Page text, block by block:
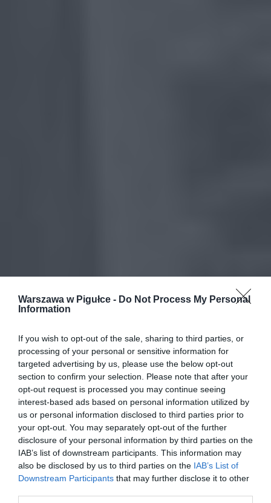
Warszawa w Pigułce - Do Not Process My Personal
Information
If you wish to opt-out of the sale, sharing to third parties, or
processing of your personal or sensitive information for
targeted advertising by us, please use the below opt-out
section to confirm your selection. Please note that after your
opt-out request is processed you may continue seeing
interest-based ads based on personal information utilized by
us or personal information disclosed to third parties prior to
your opt-out. You may separately opt-out of the further
disclosure of your personal information by third parties on the
IAB’s list of downstream participants. This information may
also be disclosed by us to third parties on the IAB’s List of
Downstream Participants that may further disclose it to other